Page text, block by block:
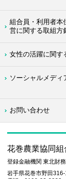
組合員・利用者本
営に関する取組方
女性の活躍に関す
ソーシャルメディ
お問い合わせ
花巻農業協同組
登録金融機関 東北財
岩手県花巻市野田